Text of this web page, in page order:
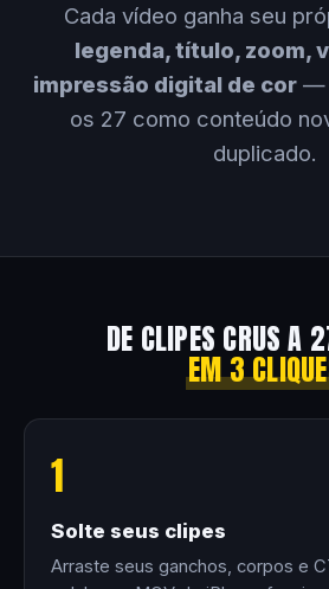
Cada vídeo ganha seu
legenda, título, zoom,
impressão digital de cor —
os 27 como conteúdo
duplicado.
DE CLIPES CRUS A
EM 3
1
Solte seus clipes
Arraste seus ganchos, corpos e